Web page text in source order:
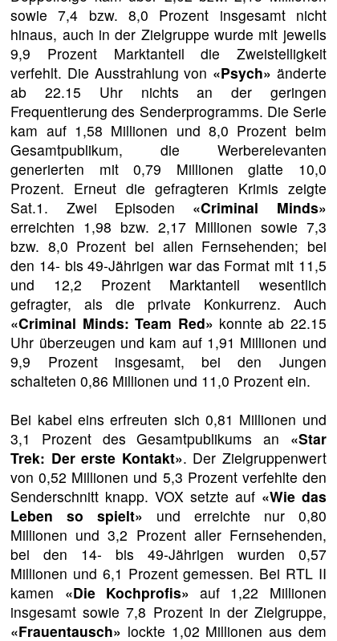
sowie 7,4 bzw. 8,0 Prozent insgesamt nicht
hinaus, auch in der Zielgruppe wurde mit jeweils
9,9 Prozent Marktanteil die Zweistelligkeit
verfehlt. Die Ausstrahlung von «Psych» änderte
ab 22.15 Uhr nichts an der geringen
Frequentierung des Senderprogramms. Die Serie
kam auf 1,58 Millionen und 8,0 Prozent beim
Gesamtpublikum, die Werberelevanten
generierten mit 0,79 Millionen glatte 10,0
Prozent. Erneut die gefragteren Krimis zeigte
Sat.1. Zwei Episoden «Criminal Minds»
erreichten 1,98 bzw. 2,17 Millionen sowie 7,3
bzw. 8,0 Prozent bei allen Fernsehenden; bei
den 14- bis 49-Jährigen war das Format mit 11,5
und 12,2 Prozent Marktanteil wesentlich
gefragter, als die private Konkurrenz. Auch
«Criminal Minds: Team Red» konnte ab 22.15
Uhr überzeugen und kam auf 1,91 Millionen und
9,9 Prozent insgesamt, bei den Jungen
schalteten 0,86 Millionen und 11,0 Prozent ein.
Bei kabel eins erfreuten sich 0,81 Millionen und
3,1 Prozent des Gesamtpublikums an «Star
Trek: Der erste Kontakt». Der Zielgruppenwert
von 0,52 Millionen und 5,3 Prozent verfehlte den
Senderschnitt knapp. VOX setzte auf «Wie das
Leben so spielt» und erreichte nur 0,80
Millionen und 3,2 Prozent aller Fernsehenden,
bei den 14- bis 49-Jährigen wurden 0,57
Millionen und 6,1 Prozent gemessen. Bei RTL II
kamen «Die Kochprofis» auf 1,22 Millionen
insgesamt sowie 7,8 Prozent in der Zielgruppe,
«Frauentausch» lockte 1,02 Millionen aus dem